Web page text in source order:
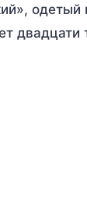
двадцати